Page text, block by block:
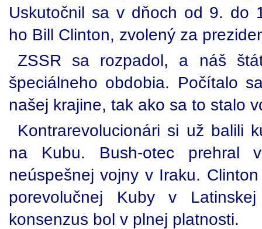
Uskutočnil sa v dňoch od 9. do
ho Bill Clinton, zvolený za
ZSSR sa rozpadol, a náš
špeciálneho obdobia. Počítalo
našej krajine, tak ako sa to stalo
Kontrarevolucionári si už balili
na Kubu. Bush-otec prehral
neúspešnej vojny v Iraku.
porevolučnej Kuby v Latinskej
konsenzus bol v plnej platnosti.